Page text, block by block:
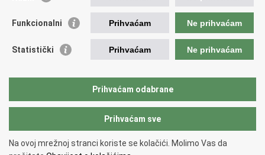
Državnoodvjetničko vijeće
Hrvatska odvjetnička komora
Europski pravosudni portal
Copyright © 2026 Ministarstvo pravosuđa, uprave i digitalne
transformacije Republike Hrvatske.
Funkcionalni Prihvaćam Ne prihvaćam
Statistički Prihvaćam Ne prihvaćam
Prihvaćam odabrane
Prihvaćam sve
Na ovoj mrežnoj stranci koriste se kolačići. Molimo Vas da